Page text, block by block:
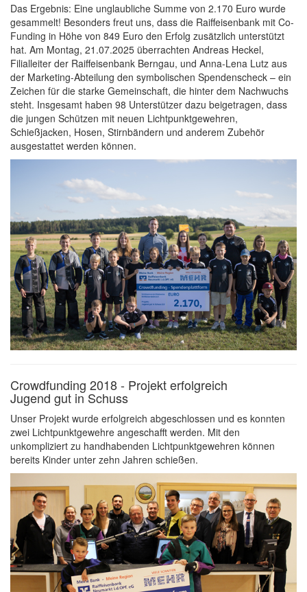
Das Ergebnis: Eine unglaubliche Summe von 2.170 Euro wurde
gesammelt! Besonders freut uns, dass die Raiffeisenbank mit Co-
Funding in Höhe von 849 Euro den Erfolg zusätzlich unterstützt
hat. Am Montag, 21.07.2025 überrachten Andreas Heckel,
Filialleiter der Raiffeisenbank Berngau, und Anna-Lena Lutz aus
der Marketing-Abteilung den symbolischen Spendenscheck – ein
Zeichen für die starke Gemeinschaft, die hinter dem Nachwuchs
steht. Insgesamt haben 98 Unterstützer dazu beigetragen, dass
die jungen Schützen mit neuen Lichtpunktgewehren,
Schießjacken, Hosen, Stirnbändern und anderem Zubehör
ausgestattet werden können.
Crowdfunding 2018 - Projekt erfolgreich
Jugend gut in Schuss
Unser Projekt wurde erfolgreich abgeschlossen und es konnten
zwei Lichtpunktgewehre angeschafft werden. Mit den
unkompliziert zu handhabenden Lichtpunktgewehren können
bereits Kinder unter zehn Jahren schießen.